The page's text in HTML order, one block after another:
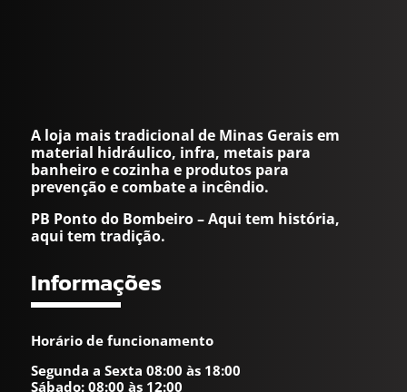
A loja mais tradicional de Minas Gerais em
material hidráulico, infra, metais para
banheiro e cozinha e produtos para
prevenção e combate a incêndio.
PB Ponto do Bombeiro – Aqui tem história,
aqui tem tradição.
Informações
Horário de funcionamento
Segunda a Sexta 08:00 às 18:00
Sábado: 08:00 às 12:00